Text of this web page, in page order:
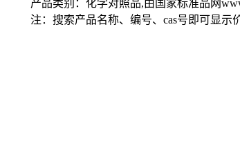
产品类别：化学对照品,由国家标准品网
注：搜索产品名称、编号、cas号即可显示